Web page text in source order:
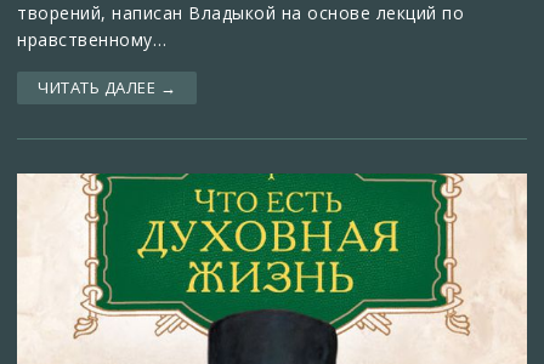
творений, написан Владыкой на основе лекций по
нравственному…
ЧИТАТЬ ДАЛЕЕ →